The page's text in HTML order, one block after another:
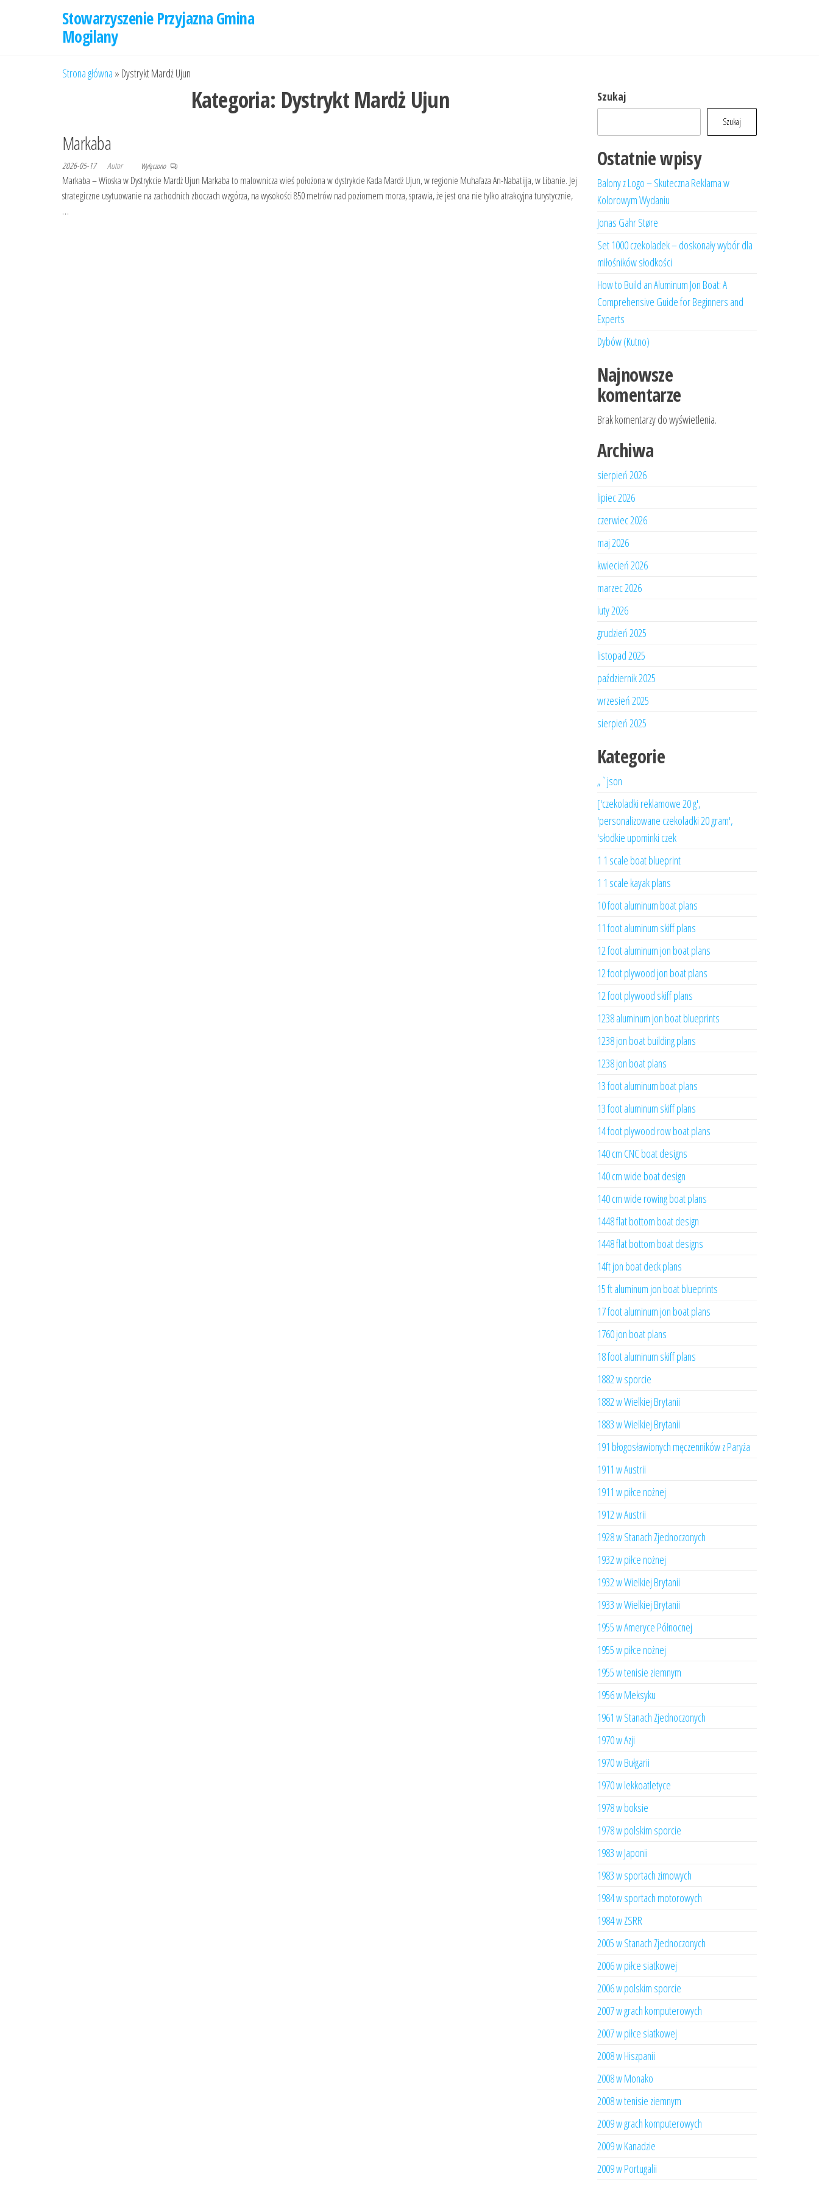
Stowarzyszenie Przyjazna Gmina
Mogilany
Strona główna » Dystrykt Mardż Ujun
Kategoria: Dystrykt Mardż Ujun
Markaba
2026-05-17 Autor Wyłączono
Markaba – Wioska w Dystrykcie Mardż Ujun Markaba to malownicza wieś położona w dystrykcie Kada Mardż Ujun, w regionie Muhafaza An-Nabatijja, w Libanie. Jej
strategiczne usytuowanie na zachodnich zboczach wzgórza, na wysokości 850 metrów nad poziomem morza, sprawia, że jest ona nie tylko atrakcyjna turystycznie,
…
Szukaj
Szukaj
Ostatnie wpisy
Balony z Logo – Skuteczna Reklama w
Kolorowym Wydaniu
Jonas Gahr Støre
Set 1000 czekoladek – doskonały wybór dla
miłośników słodkości
How to Build an Aluminum Jon Boat: A
Comprehensive Guide for Beginners and
Experts
Dybów (Kutno)
Najnowsze
komentarze
Brak komentarzy do wyświetlenia.
Archiwa
sierpień 2026
lipiec 2026
czerwiec 2026
maj 2026
kwiecień 2026
marzec 2026
luty 2026
grudzień 2025
listopad 2025
październik 2025
wrzesień 2025
sierpień 2025
Kategorie
„`json
['czekoladki reklamowe 20 g',
'personalizowane czekoladki 20 gram',
'słodkie upominki czek
1 1 scale boat blueprint
1 1 scale kayak plans
10 foot aluminum boat plans
11 foot aluminum skiff plans
12 foot aluminum jon boat plans
12 foot plywood jon boat plans
12 foot plywood skiff plans
1238 aluminum jon boat blueprints
1238 jon boat building plans
1238 jon boat plans
13 foot aluminum boat plans
13 foot aluminum skiff plans
14 foot plywood row boat plans
140 cm CNC boat designs
140 cm wide boat design
140 cm wide rowing boat plans
1448 flat bottom boat design
1448 flat bottom boat designs
14ft jon boat deck plans
15 ft aluminum jon boat blueprints
17 foot aluminum jon boat plans
1760 jon boat plans
18 foot aluminum skiff plans
1882 w sporcie
1882 w Wielkiej Brytanii
1883 w Wielkiej Brytanii
191 błogosławionych męczenników z Paryża
1911 w Austrii
1911 w piłce nożnej
1912 w Austrii
1928 w Stanach Zjednoczonych
1932 w piłce nożnej
1932 w Wielkiej Brytanii
1933 w Wielkiej Brytanii
1955 w Ameryce Północnej
1955 w piłce nożnej
1955 w tenisie ziemnym
1956 w Meksyku
1961 w Stanach Zjednoczonych
1970 w Azji
1970 w Bułgarii
1970 w lekkoatletyce
1978 w boksie
1978 w polskim sporcie
1983 w Japonii
1983 w sportach zimowych
1984 w sportach motorowych
1984 w ZSRR
2005 w Stanach Zjednoczonych
2006 w piłce siatkowej
2006 w polskim sporcie
2007 w grach komputerowych
2007 w piłce siatkowej
2008 w Hiszpanii
2008 w Monako
2008 w tenisie ziemnym
2009 w grach komputerowych
2009 w Kanadzie
2009 w Portugalii